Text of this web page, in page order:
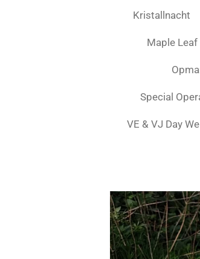
Kristallnacht
Maple Leaf
Special
VE & VJ Day